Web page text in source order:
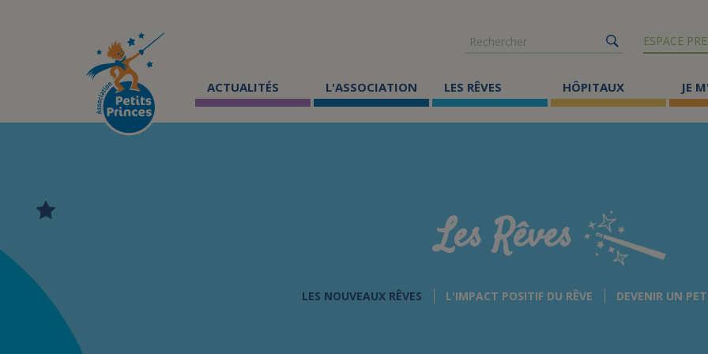
Rechercher
ESPACE
ACTUALITÉS L'ASSOCIATION LES RÊVES HÔPITAUX JE
Les Rêves
LES NOUVEAUX RÊVES L'IMPACT POSITIF DU RÊVE DEVENIR UN